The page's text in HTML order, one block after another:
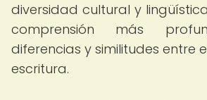
diversidad cultural y
comprensión más
diferencias y similitudes entre
escritura.